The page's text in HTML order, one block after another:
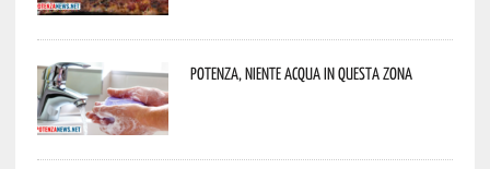
Potenza, niente acqua in questa zona